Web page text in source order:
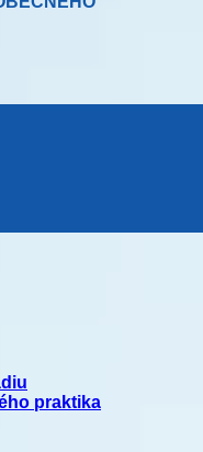
praktika